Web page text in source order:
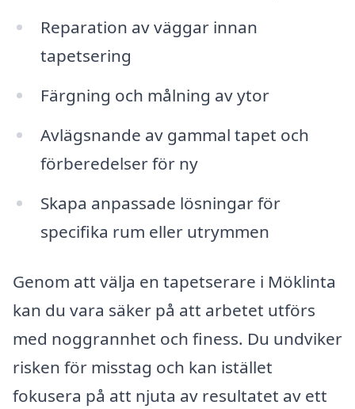
Reparation av väggar innan
tapetsering
Färgning och målning av ytor
Avlägsnande av gammal tapet och
förberedelser för ny
Skapa anpassade lösningar för
specifika rum eller utrymmen
Genom att välja en tapetserare i Möklinta
kan du vara säker på att arbetet utförs
med noggrannhet och finess. Du undviker
risken för misstag och kan istället
fokusera på att njuta av resultatet av ett